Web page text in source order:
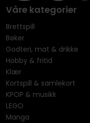
Våre kategorier
Brettspill
Bøker
Godteri, mat & drikke
Hobby & fritid
Klær
Kortspill & samlekort
KPOP & musikk
LEGO
Manga